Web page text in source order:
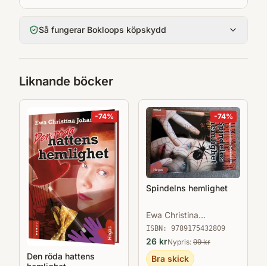
Så fungerar Bokloops köpskydd
Liknande böcker
-74%
Den röda hattens
-74%
Spindelns hemlighet
Ewa Christina
Johansson
ISBN: 9789175432809
26 krNypris: 99kr
Bra skick